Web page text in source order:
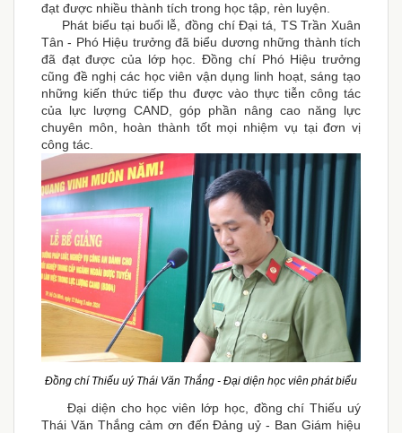
đạt được nhiều thành tích trong học tập, rèn luyện.
Phát biểu tại buổi lễ, đồng chí Đại tá, TS Trần Xuân
Tân - Phó Hiệu trưởng đã biểu dương những thành tích
đã đạt được của lớp học. Đồng chí Phó Hiệu trưởng
cũng đề nghị các học viên vận dụng linh hoạt, sáng tạo
những kiến thức tiếp thu được vào thực tiễn công tác
của lực lượng CAND, góp phần nâng cao năng lực
chuyên môn, hoàn thành tốt mọi nhiệm vụ tại đơn vị
công tác.
Đồng chí Thiếu uý Thái Văn Thắng - Đại diện học viên phát biểu
Đại diện cho học viên lớp học, đồng chí Thiếu uý
Thái Văn Thắng cảm ơn đến Đảng uỷ - Ban Giám hiệu